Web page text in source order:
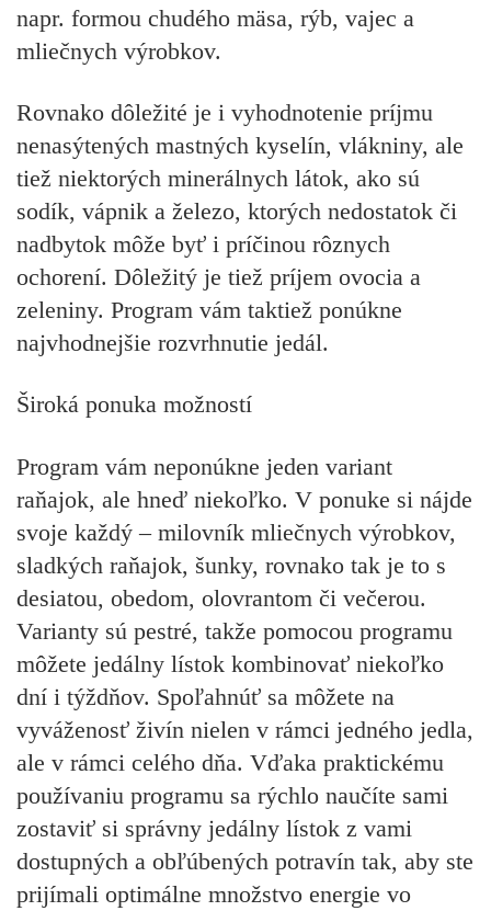
napr. formou chudého mäsa, rýb, vajec a
mliečnych výrobkov.
Rovnako dôležité je i vyhodnotenie príjmu
nenasýtených mastných kyselín, vlákniny, ale
tiež niektorých minerálnych látok, ako sú
sodík, vápnik a železo, ktorých nedostatok či
nadbytok môže byť i príčinou rôznych
ochorení. Dôležitý je tiež príjem ovocia a
zeleniny. Program vám taktiež ponúkne
najvhodnejšie rozvrhnutie jedál.
Široká ponuka možností
Program vám neponúkne jeden variant
raňajok, ale hneď niekoľko. V ponuke si nájde
svoje každý – milovník mliečnych výrobkov,
sladkých raňajok, šunky, rovnako tak je to s
desiatou, obedom, olovrantom či večerou.
Varianty sú pestré, takže pomocou programu
môžete jedálny lístok kombinovať niekoľko
dní i týždňov. Spoľahnúť sa môžete na
vyváženosť živín nielen v rámci jedného jedla,
ale v rámci celého dňa. Vďaka praktickému
používaniu programu sa rýchlo naučíte sami
zostaviť si správny jedálny lístok z vami
dostupných a obľúbených potravín tak, aby ste
prijímali optimálne množstvo energie vo